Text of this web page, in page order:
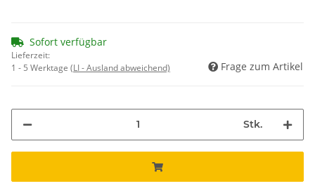
Sofort verfügbar
Lieferzeit:
1 - 5 Werktage (LI - Ausland abweichend) Frage zum Artikel
Stk.